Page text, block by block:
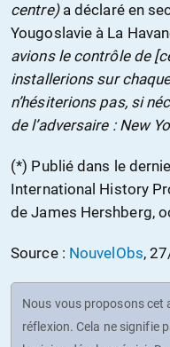
centre)a déclaré en
Yougoslavie à La
avions le contrôle de
installerions sur
n’hésiterions pas, si
de l’adversaire : New
(*) Publié dans le
International History
de James Hershberg,
Source : NouvelObs,
Nous vous proposons cet
réflexion. Cela ne signifie